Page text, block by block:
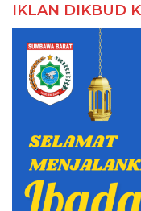
IKLAN DIKBUD